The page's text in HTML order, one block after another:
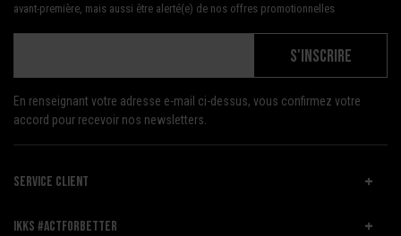
avant-première, mais aussi être alerté(e) de nos offres promotionnelles
S'INSCRIRE
En renseignant votre adresse e-mail ci-dessus, vous confirmez votre
accord pour recevoir nos newsletters.
SERVICE CLIENT
IKKS #ACTFORBETTER